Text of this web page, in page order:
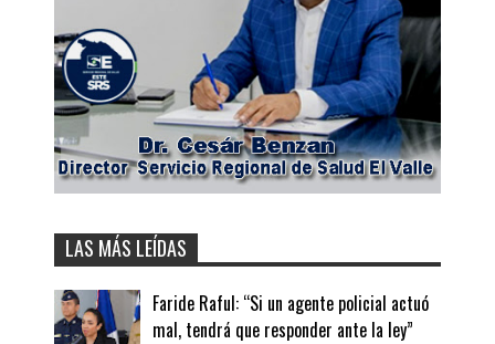
LAS MÁS LEÍDAS
Faride Raful: “Si un agente policial actuó
mal, tendrá que responder ante la ley”